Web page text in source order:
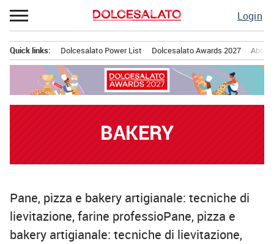
Passa
al
Login
principale
Quick links: Dolcesalato Power List Dolcesalato Awards 2027
BAKERY
Pane, pizza e bakery artigianale: tecniche di
lievitazione, farine professioPane, pizza e
bakery artigianale: tecniche di lievitazione,